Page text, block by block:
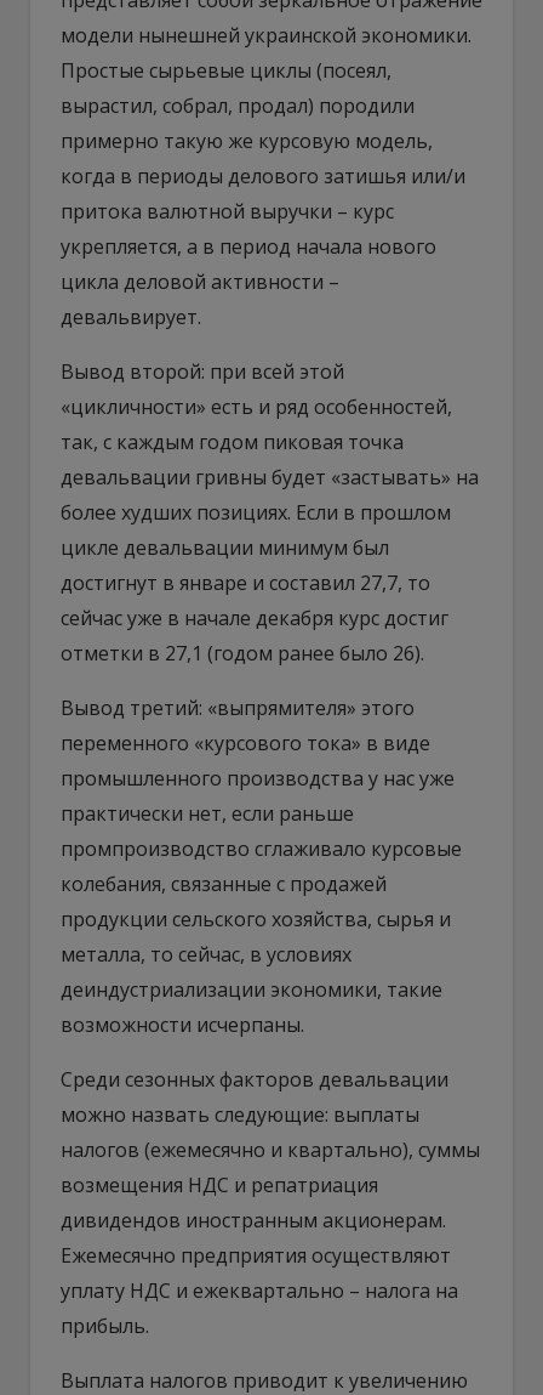
модели нынешней украинской экономики.
Простые сырьевые циклы (посеял,
вырастил, собрал, продал) породили
примерно такую же курсовую модель,
когда в периоды делового затишья или/и
притока валютной выручки – курс
укрепляется, а в период начала нового
цикла деловой активности –
девальвирует.
Вывод второй: при всей этой
«цикличности» есть и ряд особенностей,
так, с каждым годом пиковая точка
девальвации гривны будет «застывать» на
более худших позициях. Если в прошлом
цикле девальвации минимум был
достигнут в январе и составил 27,7, то
сейчас уже в начале декабря курс достиг
отметки в 27,1 (годом ранее было 26).
Вывод третий: «выпрямителя» этого
переменного «курсового тока» в виде
промышленного производства у нас уже
практически нет, если раньше
промпроизводство сглаживало курсовые
колебания, связанные с продажей
продукции сельского хозяйства, сырья и
металла, то сейчас, в условиях
деиндустриализации экономики, такие
возможности исчерпаны.
Среди сезонных факторов девальвации
можно назвать следующие: выплаты
налогов (ежемесячно и квартально), суммы
возмещения НДС и репатриация
дивидендов иностранным акционерам.
Ежемесячно предприятия осуществляют
уплату НДС и ежеквартально – налога на
прибыль.
Выплата налогов приводит к увеличению